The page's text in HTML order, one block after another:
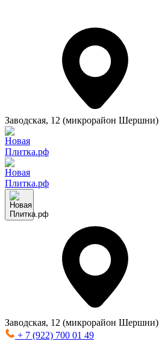
Заводская, 12 (микрорайон Шершни)
Заводская, 12 (микрорайон Шершни)
+ 7 (922) 700 01 49